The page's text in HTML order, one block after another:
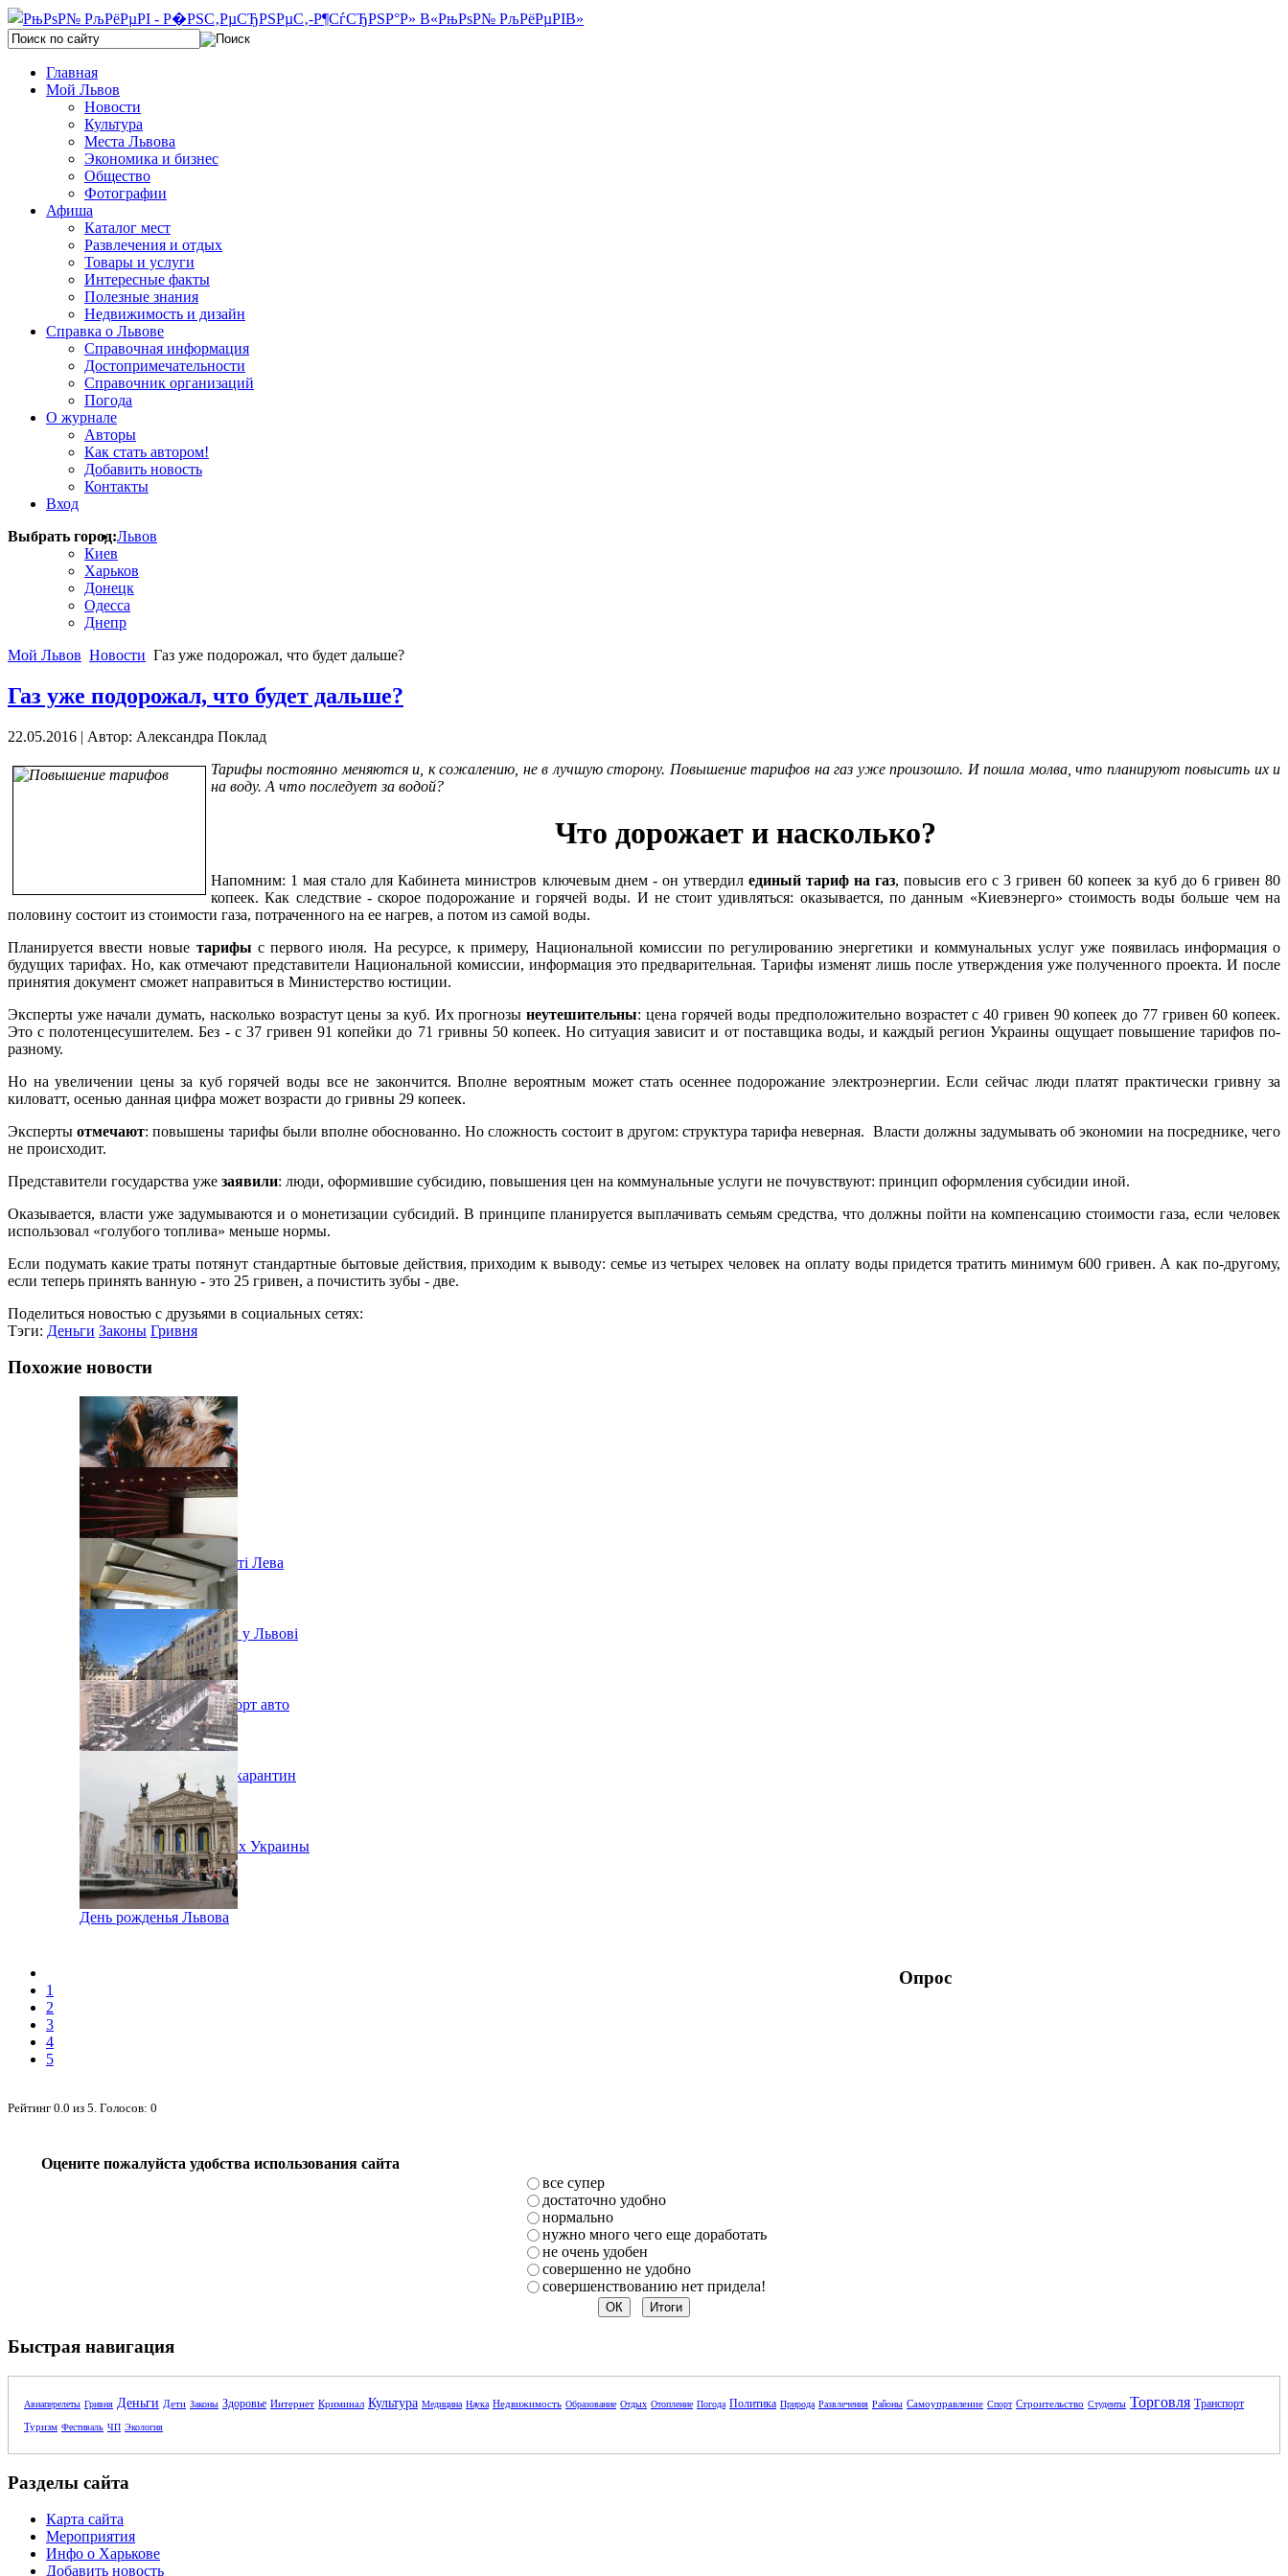
Главная
Мой Львов
Новости
Культура
Места Львова
Экономика и бизнес
Общество
Фотографии
Афиша
Каталог мест
Развлечения и отдых
Товары и услуги
Интересные факты
Полезные знания
Недвижимость и дизайн
Справка о Львове
Справочная информация
Достопримечательности
Справочник организаций
Погода
О журнале
Авторы
Как стать автором!
Добавить новость
Контакты
Вход
Выбрать город:Львов
Киев
Харьков
Донецк
Одесса
Днепр
Мой Львов Новости Газ уже подорожал, что будет дальше?
Газ уже подорожал, что будет дальше?
22.05.2016 | Автор: Александра Поклад
Тарифы постоянно меняются и, к сожалению, не в лучшую сторону. Повышение тарифов на газ уже произошло. И пошла молва, что планируют повысить их и
на воду. А что последует за водой?
Что дорожает и насколько?
Напомним: 1 мая стало для Кабинета министров ключевым днем - он утвердил единый тариф на газ, повысив его с 3 гривен 60 копеек за куб до 6 гривен 80
копеек. Как следствие - скорое подорожание и горячей воды. И не стоит удивляться: оказывается, по данным «Киевэнерго» стоимость воды больше чем на
половину состоит из стоимости газа, потраченного на ее нагрев, а потом из самой воды.
Планируется ввести новые тарифы с первого июля. На ресурсе, к примеру, Национальной комиссии по регулированию энергетики и коммунальных услуг уже появилась информация о
будущих тарифах. Но, как отмечают представители Национальной комиссии, информация это предварительная. Тарифы изменят лишь после утверждения уже полученного проекта. И после
принятия документ сможет направиться в Министерство юстиции.
Эксперты уже начали думать, насколько возрастут цены за куб. Их прогнозынеутешительны: цена горячей воды предположительно возрастет с 40 гривен 90 копеек до 77 гривен 60 копеек.
Это с полотенцесушителем. Без - с 37 гривен 91 копейки до 71 гривны 50 копеек. Но ситуация зависит и от поставщика воды, и каждый регион Украины ощущает повышение тарифов по-
разному.
Но на увеличении цены за куб горячей воды все не закончится. Вполне вероятным может стать осеннее подорожание электроэнергии. Если сейчас люди платят практически гривну за
киловатт, осенью данная цифра может возрасти до гривны 29 копеек.
Экспертыотмечают: повышены тарифы были вполне обоснованно. Но сложность состоит в другом: структура тарифа неверная. Власти должны задумывать об экономии на посреднике, чего
не происходит.
Представители государства уже заявили: люди, оформившие субсидию, повышения цен на коммунальные услуги не почувствуют: принцип оформления субсидии иной.
Оказывается, власти уже задумываются и о монетизации субсидий. В принципе планируется выплачивать семьям средства, что должны пойти на компенсацию стоимости газа, если человек
использовал «голубого топлива» меньше нормы.
Если подумать какие траты потянут стандартные бытовые действия, приходим к выводу: семье из четырех человек на оплату воды придется тратить минимум 600 гривен. А как по-другому,
если теперь принять ванную - это 25 гривен, а почистить зубы - две.
Поделиться новостью с друзьями в социальных сетях:
Тэги: Деньги Законы Гривня
Похожие новости
Ярмарок морозива у місті Лева
Послаблення карантину у Львові
В Украине урезали импорт авто
Во Львове ужесточают карантин
Народное Вече в городах Украины
День рожденья Львова
1
2
3
4
5
Рейтинг 0.0 из 5. Голосов: 0
Опрос
Оцените пожалуйста удобства использования сайта
все супер
достаточно удобно
нормально
нужно много чего еще доработать
не очень удобен
совершенно не удобно
совершенствованию нет придела!
Быстрая навигация
Авиаперелеты Гривня Деньги Дети Законы Здоровье Интернет Криминал Культура Медицина Наука Недвижимость Образование Отдых Отопление Погода Политика Природа Развлечения Районы Самоуправление Спорт Строительство Студенты Торговля Транспорт
Туризм Фестиваль ЧП Экология
Разделы сайта
Карта сайта
Мероприятия
Инфо о Харькове
Добавить новость